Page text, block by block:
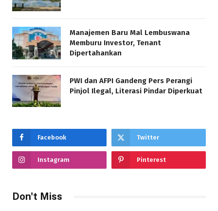
Manajemen Baru Mal Lembuswana
Memburu Investor, Tenant
Dipertahankan
PWI dan AFPI Gandeng Pers Perangi
Pinjol Ilegal, Literasi Pindar Diperkuat
Facebook Twitter
Instagram Pinterest
Don't Miss